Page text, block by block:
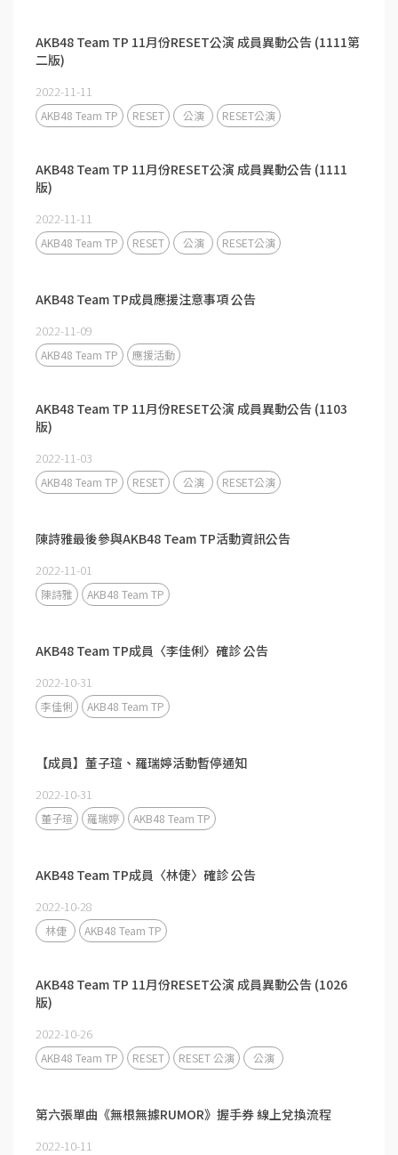
AKB48 Team TP 11月份RESET公演 成員異動公告 (1111第
二版)
2022-11-11
AKB48 Team TP RESET 公演 RESET公演
AKB48 Team TP 11月份RESET公演 成員異動公告 (1111
版)
2022-11-11
AKB48 Team TP RESET 公演 RESET公演
AKB48 Team TP成員應援注意事項 公告
2022-11-09
AKB48 Team TP 應援活動
AKB48 Team TP 11月份RESET公演 成員異動公告 (1103
版)
2022-11-03
AKB48 Team TP RESET 公演 RESET公演
陳詩雅最後參與AKB48 Team TP活動資訊公告
2022-11-01
陳詩雅 AKB48 Team TP
AKB48 Team TP成員〈李佳俐〉確診 公告
2022-10-31
李佳俐 AKB48 Team TP
【成員】董子瑄、羅瑞婷活動暫停通知
2022-10-31
董子瑄 羅瑞婷 AKB48 Team TP
AKB48 Team TP成員〈林倢〉確診 公告
2022-10-28
林倢 AKB48 Team TP
AKB48 Team TP 11月份RESET公演 成員異動公告 (1026
版)
2022-10-26
AKB48 Team TP RESET RESET 公演 公演
第六張單曲《無根無據RUMOR》握手券 線上兌換流程
2022-10-11